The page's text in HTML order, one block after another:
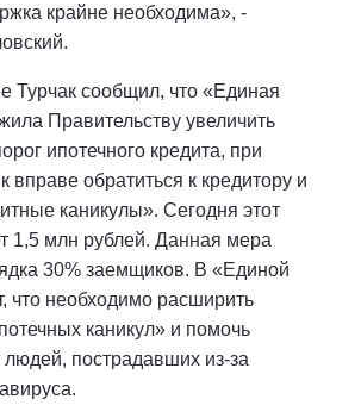
крайне необходима», -
Турчак сообщил, что «Единая
Правительству увеличить
ипотечного кредита, при
вправе обратиться к кредитору и
каникулы». Сегодня этот
1,5 млн рублей. Данная мера
30% заемщиков. В «Единой
что необходимо расширить
каникул» и помочь
пострадавших из-за